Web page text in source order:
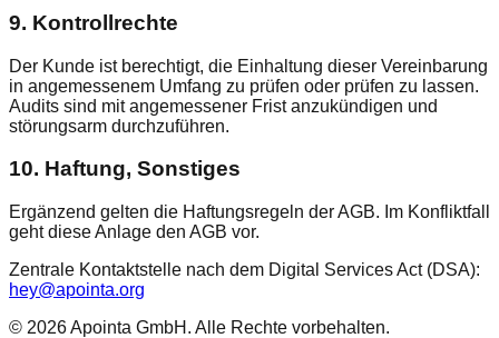
9. Kontrollrechte
Der Kunde ist berechtigt, die Einhaltung dieser Vereinbarung
in angemessenem Umfang zu prüfen oder prüfen zu lassen.
Audits sind mit angemessener Frist anzukündigen und
störungsarm durchzuführen.
10. Haftung, Sonstiges
Ergänzend gelten die Haftungsregeln der AGB. Im Konfliktfall
geht diese Anlage den AGB vor.
Zentrale Kontaktstelle nach dem Digital Services Act (DSA):
hey@apointa.org
© 2026Apointa GmbH. Alle Rechte vorbehalten.